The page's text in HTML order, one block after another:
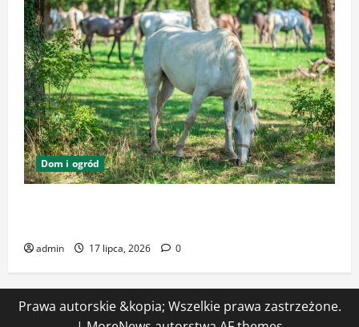
Dom i ogród
admin 17 lipca, 2026 0
Prawa autorskie &kopia; Wszelkie prawa zastrzeżone.